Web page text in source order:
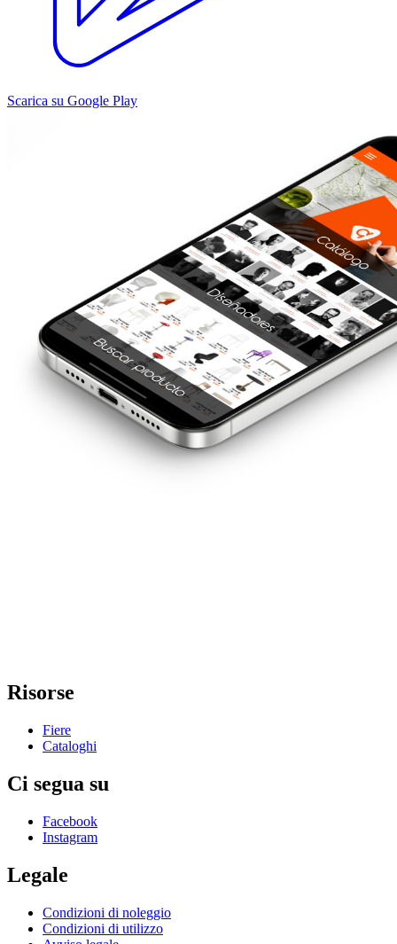
Scarica su Google Play
Risorse
Fiere
Cataloghi
Ci segua su
Facebook
Instagram
Legale
Condizioni di noleggio
Condizioni di utilizzo